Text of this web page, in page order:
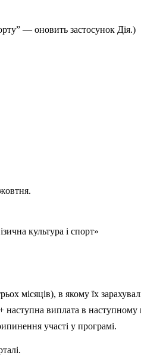
— оновить застосунок Дія.)
культура і спорт»
місяців), в якому їх
виплата в наступному
участі у програмі.